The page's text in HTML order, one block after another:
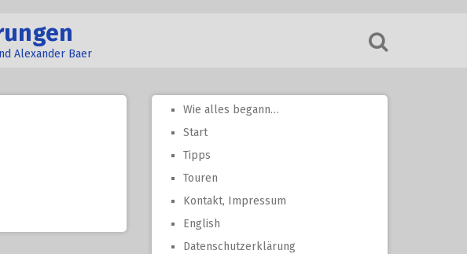
Alexander Baer
Wie alles begann…
Start
Tipps
Touren
Kontakt, Impressum
English
Datenschutzerklärung